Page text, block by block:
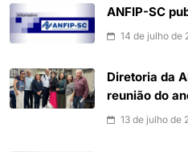
ANFIP-SC
14 de julho de
Diretoria da
reunião do
13 de julho de